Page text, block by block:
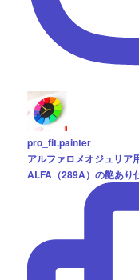
pro_fit.painter
アルファロメオジュリア
ALFA（289A）の艶あり